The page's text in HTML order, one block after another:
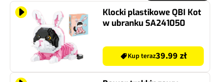
Klocki plastikowe QBI Kot
w ubranku SA241050
Kup teraz39.99 zł